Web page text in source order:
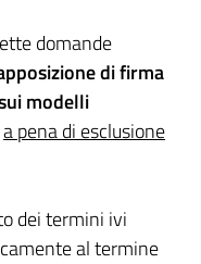
domande
di firma
modelli
a pena di esclusione
dei termini ivi
al termine